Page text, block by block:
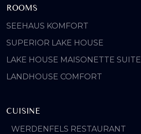
ROOMS
SEEHAUS KOMFORT
SUPERIOR LAKE HOUSE
LAKE HOUSE MAISONETTE SUITE
LANDHOUSE COMFORT
CUISINE
WERDENFELS RESTAURANT